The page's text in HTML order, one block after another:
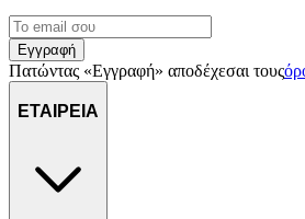
Εγγραφή
Πατώντας «Εγγραφή» αποδέχεσαι τους
ΕΤΑΙΡΕΙΑ